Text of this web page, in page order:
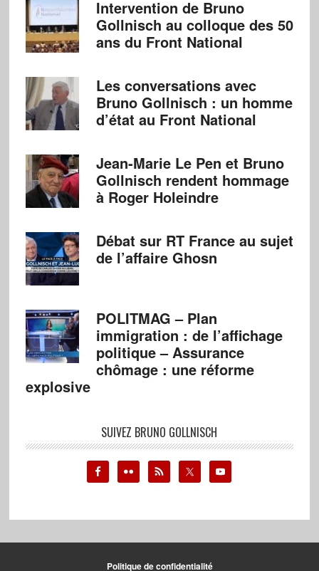
Intervention de Bruno
Gollnisch au colloque des 50
ans du Front National
Les conversations avec
Bruno Gollnisch : un homme
d’état au Front National
Jean-Marie Le Pen et Bruno
Gollnisch rendent hommage
à Roger Holeindre
Débat sur RT France au sujet
de l’affaire Ghosn
POLITMAG – Plan
immigration : de l’affichage
politique – Assurance
chômage : une réforme
explosive
SUIVEZ BRUNO GOLLNISCH
Politique de confidentialité